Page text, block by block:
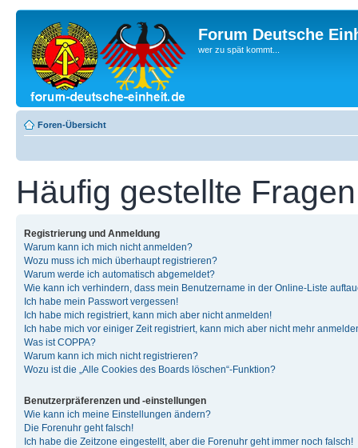
Forum Deutsche
wer zu spät kommt...
Foren-Übersicht
Häufig gestellte Fragen
Registrierung und Anmeldung
Warum kann ich mich nicht anmelden?
Wozu muss ich mich überhaupt registrieren?
Warum werde ich automatisch abgemeldet?
Wie kann ich verhindern, dass mein Benutzername in der Online-Liste
Ich habe mein Passwort vergessen!
Ich habe mich registriert, kann mich aber nicht anmelden!
Ich habe mich vor einiger Zeit registriert, kann mich aber nicht mehr
Was ist COPPA?
Warum kann ich mich nicht registrieren?
Wozu ist die „Alle Cookies des Boards löschen“-Funktion?
Benutzerpräferenzen und -einstellungen
Wie kann ich meine Einstellungen ändern?
Die Forenuhr geht falsch!
Ich habe die Zeitzone eingestellt, aber die Forenuhr geht immer noch falsch!